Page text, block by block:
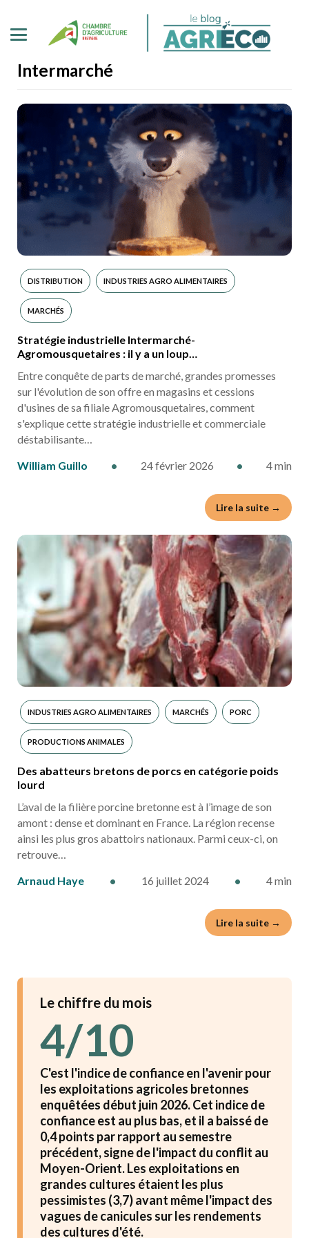
Intermarché
DISTRIBUTION INDUSTRIES AGRO ALIMENTAIRES
MARCHÉS
Stratégie industrielle Intermarché-
Agromousquetaires : il y a un loup…
Entre conquête de parts de marché, grandes promesses
sur l'évolution de son offre en magasins et cessions
d'usines de sa filiale Agromousquetaires, comment
s'explique cette stratégie industrielle et commerciale
déstabilisante…
William Guillo
• 24 février 2026 • 4 min
Lire la suite →
INDUSTRIES AGRO ALIMENTAIRES MARCHÉS PORC
PRODUCTIONS ANIMALES
Des abatteurs bretons de porcs en catégorie poids
lourd
L’aval de la filière porcine bretonne est à l’image de son
amont : dense et dominant en France. La région recense
ainsi les plus gros abattoirs nationaux. Parmi ceux-ci, on
retrouve…
Arnaud Haye
• 16 juillet 2024 • 4 min
Lire la suite →
Le chiffre du mois
4/10
C'est l'indice de confiance en l'avenir pour
les exploitations agricoles bretonnes
enquêtées début juin 2026. Cet indice de
confiance est au plus bas, et il a baissé de
0,4 points par rapport au semestre
précédent, signe de l'impact du conflit au
Moyen-Orient. Les exploitations en
grandes cultures étaient les plus
pessimistes (3,7) avant même l'impact des
vagues de canicules sur les rendements
des cultures d'été.